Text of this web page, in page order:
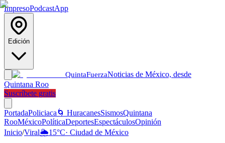
ImpresoPodcastApp
Edición
QuintaFuerzaNoticias de México, desde
Quintana Roo
Suscríbete gratis
PortadaPoliciaca 🌀 HuracanesSismosQuintana
RooMéxicoPolíticaDeportesEspectáculosOpinión
Inicio/Viral🌦️15°C· Ciudad de México